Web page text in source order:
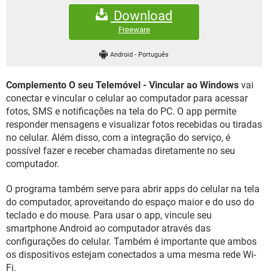
EXCEL
GMAIL
FACEBOOK
EXCEL
GMAIL
WHATSAPP
INSTAGRAM GMAIL
GUIA DE COMPRAS
Download
Freeware
Android - Português
Complemento O seu Telemóvel - Vincular ao Windows vai
conectar e vincular o celular ao computador para acessar
fotos, SMS e notificações na tela do PC. O app permite
responder mensagens e visualizar fotos recebidas ou tiradas
no celular. Além disso, com a integração do serviço, é
possível fazer e receber chamadas diretamente no seu
computador.
O programa também serve para abrir apps do celular na tela
do computador, aproveitando do espaço maior e do uso do
teclado e do mouse. Para usar o app, vincule seu
smartphone Android ao computador através das
configurações do celular. Também é importante que ambos
os dispositivos estejam conectados a uma mesma rede Wi-
Fi.